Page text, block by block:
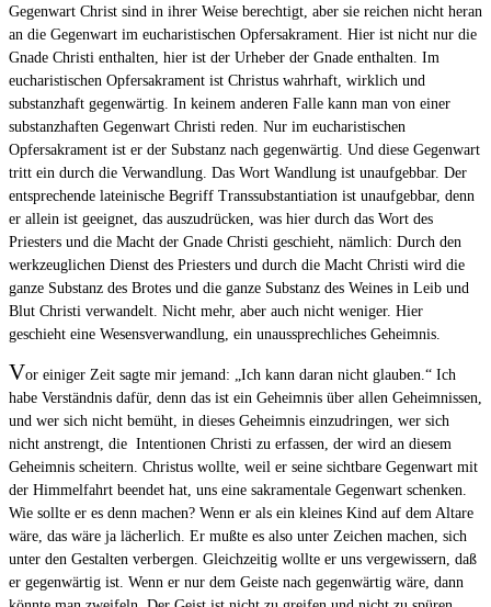
Gegenwart Christ sind in ihrer Weise berechtigt, aber sie reichen nicht heran
an die Gegenwart im eucharistischen Opfersakrament. Hier ist nicht nur die
Gnade Christi enthalten, hier ist der Urheber der Gnade enthalten. Im
eucharistischen Opfersakrament ist Christus wahrhaft, wirklich und
substanzhaft gegenwärtig. In keinem anderen Falle kann man von einer
substanzhaften Gegenwart Christi reden. Nur im eucharistischen
Opfersakrament ist er der Substanz nach gegenwärtig. Und diese Gegenwart
tritt ein durch die Verwandlung. Das Wort Wandlung ist unaufgebbar. Der
entsprechende lateinische Begriff Transsubstantiation ist unaufgebbar, denn
er allein ist geeignet, das auszudrücken, was hier durch das Wort des
Priesters und die Macht der Gnade Christi geschieht, nämlich: Durch den
werkzeuglichen Dienst des Priesters und durch die Macht Christi wird die
ganze Substanz des Brotes und die ganze Substanz des Weines in Leib und
Blut Christi verwandelt. Nicht mehr, aber auch nicht weniger. Hier
geschieht eine Wesensverwandlung, ein unaussprechliches Geheimnis.
Vor einiger Zeit sagte mir jemand: „Ich kann daran nicht glauben.“ Ich
habe Verständnis dafür, denn das ist ein Geheimnis über allen Geheimnissen,
und wer sich nicht bemüht, in dieses Geheimnis einzudringen, wer sich
nicht anstrengt, die Intentionen Christi zu erfassen, der wird an diesem
Geheimnis scheitern. Christus wollte, weil er seine sichtbare Gegenwart mit
der Himmelfahrt beendet hat, uns eine sakramentale Gegenwart schenken.
Wie sollte er es denn machen? Wenn er als ein kleines Kind auf dem Altare
wäre, das wäre ja lächerlich. Er mußte es also unter Zeichen machen, sich
unter den Gestalten verbergen. Gleichzeitig wollte er uns vergewissern, daß
er gegenwärtig ist. Wenn er nur dem Geiste nach gegenwärtig wäre, dann